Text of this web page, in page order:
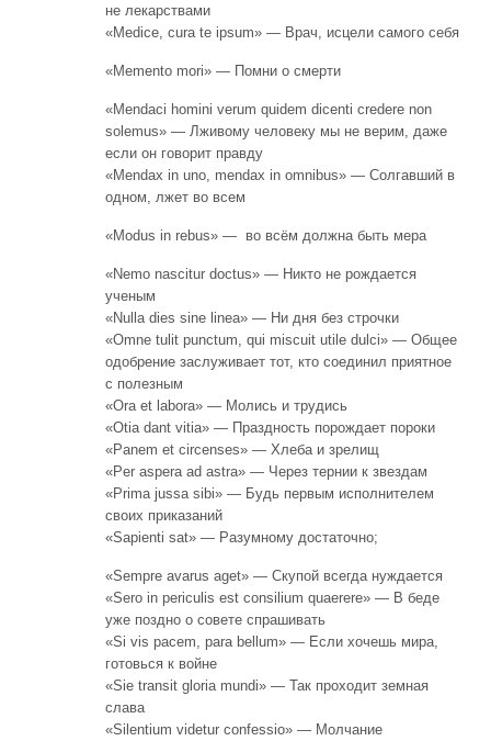
не лекарствами
«Medice, cura te ipsum» — Врач, исцели самого себя
«Memento mori» — Помни о смерти
«Mendaci homini verum quidem dicenti credere non
solemus» — Лживому человеку мы не верим, даже
если он говорит правду
«Mendax in uno, mendax in omnibus» — Солгавший в
одном, лжет во всем
«Modus in rebus» — во всём должна быть мера
«Nemo nascitur doctus» — Никто не рождается
ученым
«Nulla dies sine linea» — Ни дня без строчки
«Omne tulit punctum, qui miscuit utile dulci» — Общее
одобрение заслуживает тот, кто соединил приятное
с полезным
«Ora et labora» — Молись и трудись
«Otia dant vitia» — Праздность порождает пороки
«Panem et circenses» — Хлеба и зрелищ
«Per aspera ad astra» — Через тернии к звездам
«Prima jussa sibi» — Будь первым исполнителем
своих приказаний
«Sapienti sat» — Разумному достаточно;
«Sempre avarus aget» — Скупой всегда нуждается
«Sero in periculis est consilium quaerere» — В беде
уже поздно о совете спрашивать
«Si vis pacem, para bellum» — Если хочешь мира,
готовься к войне
«Sie transit gloria mundi» — Так проходит земная
слава
«Silentium videtur confessio» — Молчание